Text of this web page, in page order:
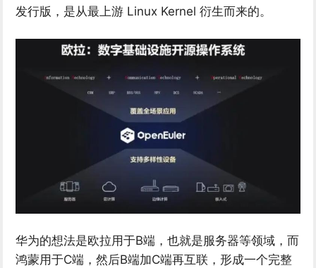
发行版，是从最上游 Linux Kernel 衍生而来的。
华为的想法是欧拉用于B端，也就是服务器等领域，而
鸿蒙用于C端，然后B端加C端再互联，形成一个完整